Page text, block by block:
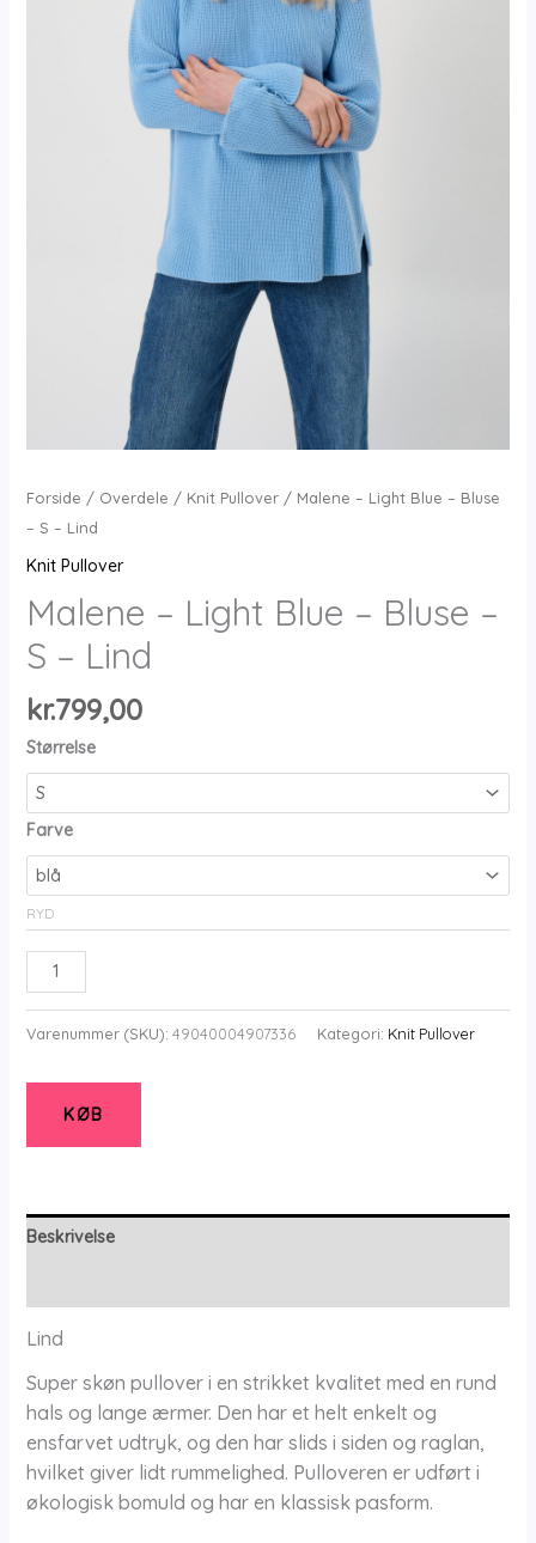
Forside / Overdele / Knit Pullover/ Malene – Light Blue – Bluse
– S – Lind
Knit Pullover
Malene – Light Blue – Bluse –
S – Lind
kr.799,00
Størrelse
Farve
RYD
Malene
-
Light
-
Bluse
-
Lind
Varenummer (SKU): 49040004907336 Kategori: Knit Pullover
KØB
Beskrivelse
Lind
Super skøn pullover i en strikket kvalitet med en rund
hals og lange ærmer. Den har et helt enkelt og
ensfarvet udtryk, og den har slids i siden og raglan,
hvilket giver lidt rummelighed. Pulloveren er udført i
økologisk bomuld og har en klassisk pasform.